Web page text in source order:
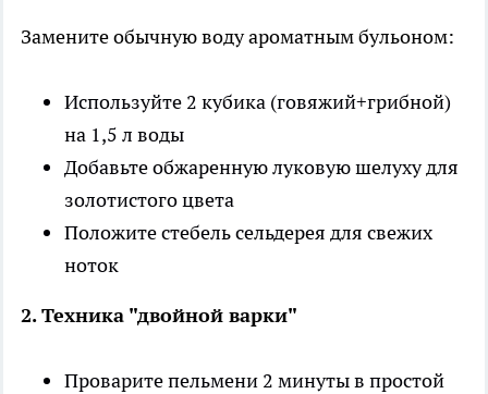
Замените обычную воду ароматным бульоном:
Используйте 2 кубика (говяжий+грибной)
на 1,5 л воды
Добавьте обжаренную луковую шелуху для
золотистого цвета
Положите стебель сельдерея для свежих
ноток
2. Техника "двойной варки"
Проварите пельмени 2 минуты в простой